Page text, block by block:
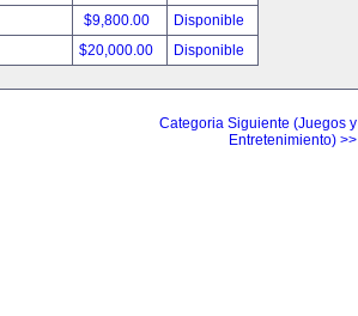
$9,800.00
Disponible
$20,000.00 Disponible
Categoria Siguiente (Juegos y
Entretenimiento) >>